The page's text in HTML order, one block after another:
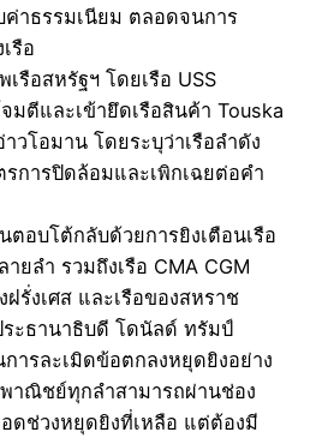
ค่าธรรมเนียม ตลอดจนการ
รือ
เรือสหรัฐฯ โดยเรือ USS
มตีและเข้ายึดเรือสินค้า Touska
วโอมาน โดยระบุว่าเรือลำดัง
การปิดล้อมและเพิกเฉยต่อคำ
ตอบโต้กลับด้วยการยิงเตือนเรือ
ยลำ รวมถึงเรือ CMA CGM
ฝรั่งเศส และเรือของสหราช
ะธานาธิบดี โดนัลด์ ทรัมป์
ารละเมิดข้อตกลงหยุดยิงอย่าง
พาณิชย์ทุกลำสามารถผ่านช่อง
ดช่วงหยุดยิงที่เหลือ แต่ต้องมี